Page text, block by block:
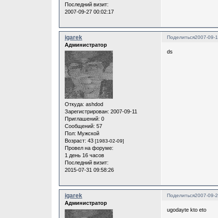
Последний визит:
2007-09-27 00:02:17
Поделиться2007-09-
igarek
Администратор
Откуда: ashdod
Зарегистрирован: 2007-09-11
Приглашений: 0
Сообщений: 57
Пол: Мужской
Возраст: 43 [1983-02-09]
Провел на форуме:
1 день 16 часов
Последний визит:
2015-07-31 09:58:26
ds
Поделиться2007-09-
igarek
Администратор
ugodayte kto eto